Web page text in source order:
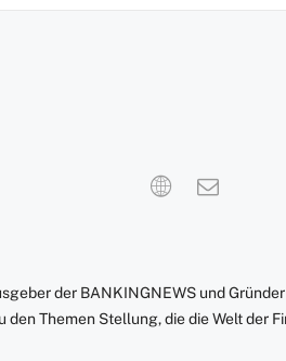
der BANKINGNEWS und
Themen Stellung, die die Welt der